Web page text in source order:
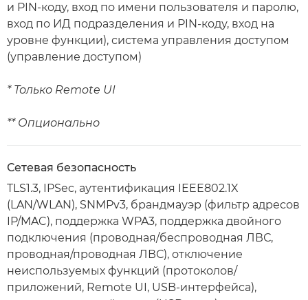
и PIN-коду, вход по имени пользователя и паролю,
вход по ИД подразделения и PIN-коду, вход на
уровне функции), система управления доступом
(управление доступом)
* Только Remote UI
** Опционально
Сетевая безопасность
TLS1.3, IPSec, аутентификация IEEE802.1X
(LAN/WLAN), SNMPv3, брандмауэр (фильтр адресов
IP/MAC), поддержка WPA3, поддержка двойного
подключения (проводная/беспроводная ЛВС,
проводная/проводная ЛВС), отключение
неиспользуемых функций (протоколов/
приложений, Remote UI, USB-интерфейса),